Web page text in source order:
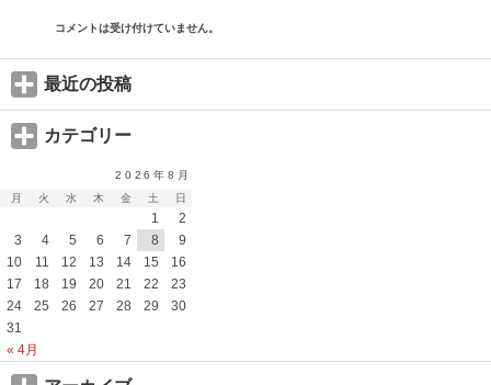
コメントは受け付けていません。
最近の投稿
カテゴリー
2026年8月
月
火 水 木 金 土 日
« 4月
1
2
3
4 5 6 7 8
9
10
11 12 13 14 15
16
17
18 19 20 21 22
23
24
25 26 27 28 29
30
31